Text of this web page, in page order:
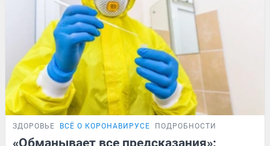
ЗДОРОВЬЕ ВСЁ О КОРОНАВИРУСЕ ПОДРОБНОСТИ
«Обманывает все предсказания»: